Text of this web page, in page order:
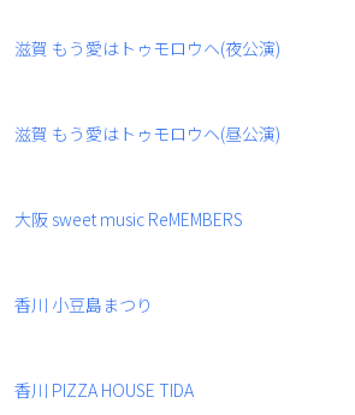
滋賀 もう愛はトゥモロウヘ(夜公演)
滋賀 もう愛はトゥモロウヘ(昼公演)
大阪 sweet music ReMEMBERS
香川 小豆島まつり
香川 PIZZA HOUSE TIDA